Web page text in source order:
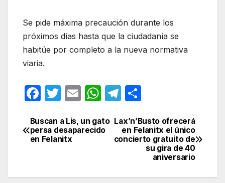
Se pide máxima precaución durante los
próximos días hasta que la ciudadanía se
habitúe por completo a la nueva normativa
viaria.
F
c
e
o
T
itt
er
E
ail
W
at
p
T
e
gr
m
m
p
ar
tir
Navegación
de
Lax’n’Busto ofrecerá
en Felanitx el único
concierto gratuito de
su gira de 40
aniversario
Buscan a Lis, un gato
persa desaparecido
en Felanitx